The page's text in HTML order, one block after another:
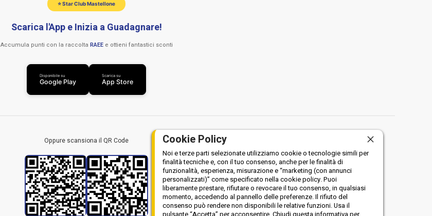
Cookie Policy
Noi e terze parti selezionate utilizziamo cookie o tecnologie simili per
finalità tecniche e, con il tuo consenso, anche per le finalità di
funzionalità, esperienza, misurazione e “marketing (con annunci
personalizzati)” come specificato nella cookie policy. Puoi
liberamente prestare, rifiutare o revocare il tuo consenso, in qualsiasi
momento, accedendo al pannello delle preferenze. Il rifiuto del
consenso può rendere non disponibili le relative funzioni. Usa il
⭐ Star Club Mastellone
Scarica l'App e Inizia a Guadagnare!
Accumula punti con la raccolta RAEEe ottieni fantastici sconti
Disponibile su
Google Play
Scarica su
App Store
Oppure scansiona il QR Code